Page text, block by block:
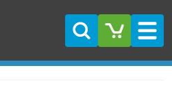
Suche